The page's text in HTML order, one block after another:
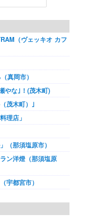
（ヴェッキオ カフ
真岡市）
やな｣！(茂木町)
茂木町）｣
理店」
（那須塩原市）
ン洋燈（那須塩原
宇都宮市）